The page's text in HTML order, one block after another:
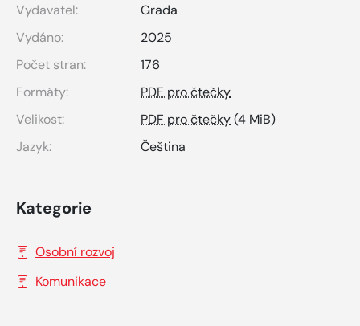
Vydavatel:
Grada
Vydáno:
2025
Počet stran:
176
Formáty:
PDF pro čtečky
Velikost:
PDF pro čtečky(4 MiB)
Jazyk:
Čeština
Kategorie
Osobní rozvoj
Komunikace